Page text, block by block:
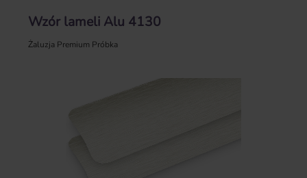
Wzór lameli Alu 4130
Żaluzja Premium Próbka